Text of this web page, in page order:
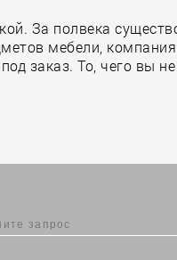
За полвека
мебели,
заказ. То, чего вы